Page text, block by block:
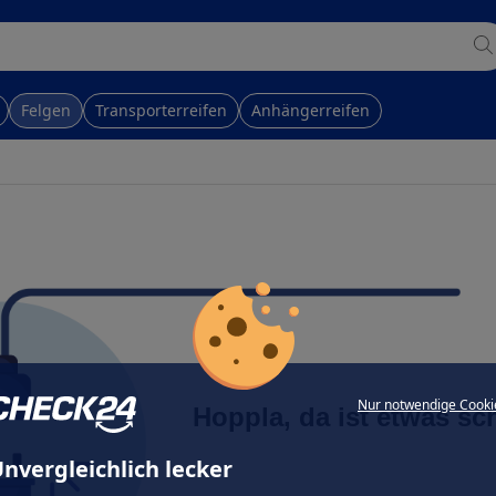
Nur notwendige
lecker
Felgen Transporterreifen Anhängerreifen
Hoppla, da ist etwas